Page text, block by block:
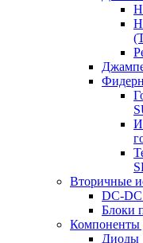
Вторичные
DC-DC
Блоки
Компоненты
Диоды